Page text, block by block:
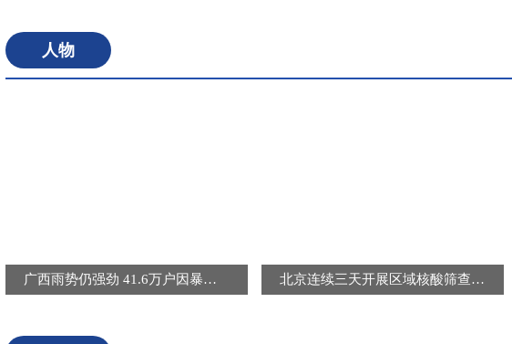
人物
广西雨势仍强劲 41.6万户因暴雨受灾用户恢复供电 北京连续三天开展区域核酸筛查 “封城”“静默”是谣言